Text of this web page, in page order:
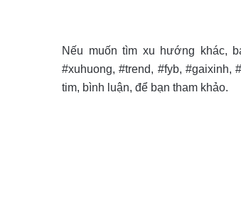
Nếu muốn tìm xu hướng khác,
#xuhuong, #trend, #fyb,
tim, bình luận, để bạn tham khảo.